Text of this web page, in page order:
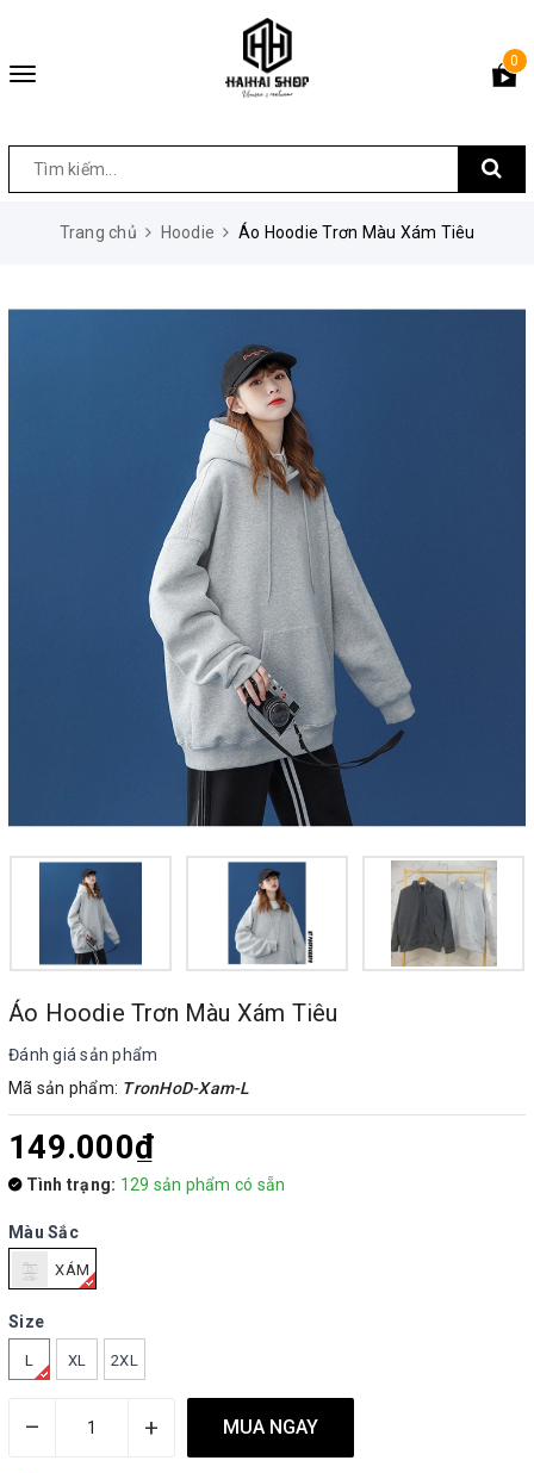
Toggle
0
Trang chủ Hoodie Áo Hoodie Trơn Màu Xám Tiêu
Áo Hoodie Trơn Màu Xám Tiêu
Đánh giá sản phẩm
Mã sản phẩm: TronHoD-Xam-L
149.000₫
Tình trạng: 129 sản phẩm có sẵn
Màu Sắc
XÁM
Size
L XL 2XL
– + MUA NGAY